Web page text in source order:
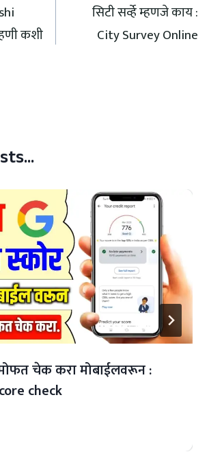
कशी
सिटी सर्व्हे म्हणजे काय :
City Survey Online
चेक करा मोबाईलवरून :
check